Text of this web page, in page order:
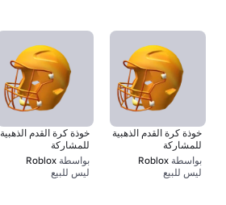
خوذة كرة القدم الذهبية
للمشاركة
بواسطة Roblox
ليس للبيع
خوذة كرة القدم الذهبية
للمشاركة
بواسطة Roblox
ليس للبيع
1